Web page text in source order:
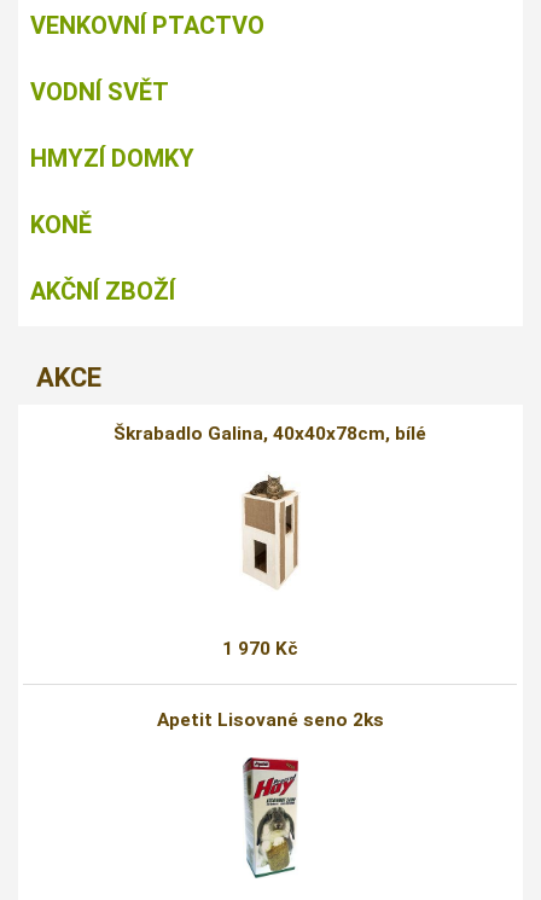
VENKOVNÍ PTACTVO
VODNÍ SVĚT
HMYZÍ DOMKY
KONĚ
AKČNÍ ZBOŽÍ
AKCE
Škrabadlo Galina, 40x40x78cm, bílé
1 970 Kč
Apetit Lisované seno 2ks